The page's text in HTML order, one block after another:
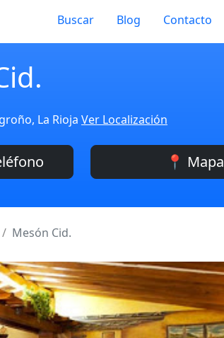
Buscar Blog Contacto
La Rioja Ver Localización
📍 Mapa
Mesón Cid.